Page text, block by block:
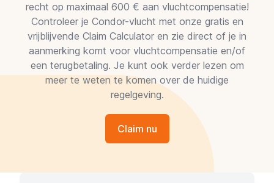
recht op maximaal 600 € aan vluchtcompensatie!
Controleer je Condor-vlucht met onze gratis en
vrijblijvende Claim Calculator en zie direct of je in
aanmerking komt voor vluchtcompensatie en/of
een terugbetaling. Je kunt ook verder lezen om
meer te weten te komen over de huidige
regelgeving.
Claim nu